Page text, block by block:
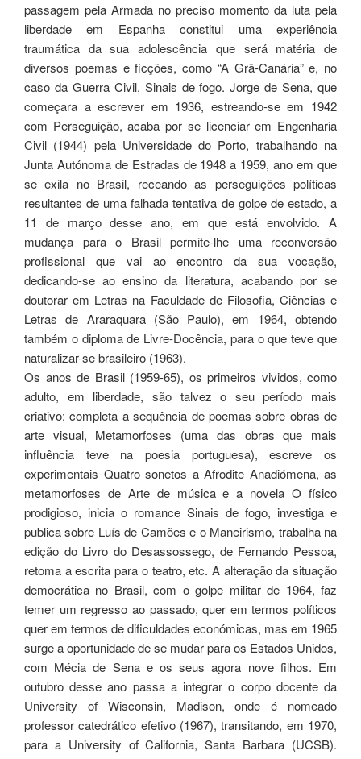
passagem pela Armada no preciso momento da luta pela
liberdade em Espanha constitui uma experiência
traumática da sua adolescência que será matéria de
diversos poemas e ficções, como “A Grã-Canária” e, no
caso da Guerra Civil, Sinais de fogo. Jorge de Sena, que
começara a escrever em 1936, estreando-se em 1942
com Perseguição, acaba por se licenciar em Engenharia
Civil (1944) pela Universidade do Porto, trabalhando na
Junta Autónoma de Estradas de 1948 a 1959, ano em que
se exila no Brasil, receando as perseguições políticas
resultantes de uma falhada tentativa de golpe de estado, a
11 de março desse ano, em que está envolvido. A
mudança para o Brasil permite-lhe uma reconversão
profissional que vai ao encontro da sua vocação,
dedicando-se ao ensino da literatura, acabando por se
doutorar em Letras na Faculdade de Filosofia, Ciências e
Letras de Araraquara (São Paulo), em 1964, obtendo
também o diploma de Livre-Docência, para o que teve que
naturalizar-se brasileiro (1963).
Os anos de Brasil (1959-65), os primeiros vividos, como
adulto, em liberdade, são talvez o seu período mais
criativo: completa a sequência de poemas sobre obras de
arte visual, Metamorfoses (uma das obras que mais
influência teve na poesia portuguesa), escreve os
experimentais Quatro sonetos a Afrodite Anadiómena, as
metamorfoses de Arte de música e a novela O físico
prodigioso, inicia o romance Sinais de fogo, investiga e
publica sobre Luís de Camões e o Maneirismo, trabalha na
edição do Livro do Desassossego, de Fernando Pessoa,
retoma a escrita para o teatro, etc. A alteração da situação
democrática no Brasil, com o golpe militar de 1964, faz
temer um regresso ao passado, quer em termos políticos
quer em termos de dificuldades económicas, mas em 1965
surge a oportunidade de se mudar para os Estados Unidos,
com Mécia de Sena e os seus agora nove filhos. Em
outubro desse ano passa a integrar o corpo docente da
University of Wisconsin, Madison, onde é nomeado
professor catedrático efetivo (1967), transitando, em 1970,
para a University of California, Santa Barbara (UCSB).